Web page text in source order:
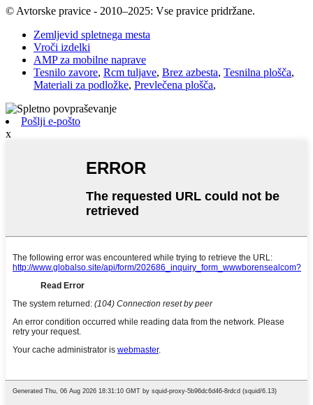
© Avtorske pravice - 2010–2025: Vse pravice pridržane.
Zemljevid spletnega mesta
Vroči izdelki
AMP za mobilne naprave
Tesnilo zavore, Rcm tuljave, Brez azbesta, Tesnilna plošča,
Materiali za podložke, Prevlečena plošča,
Pošlji e-pošto
x